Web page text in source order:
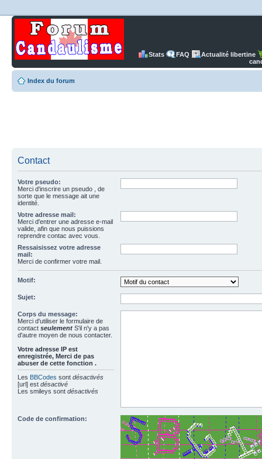
Stats FAQ
Actualité libertine
Index du forum
Contact
Votre pseudo:
Merci d'inscrire un pseudo , de
sorte que le message ait une
identité.
Votre adresse mail:
Merci d'entrer une adresse e-mail
valide, afin que nous puissions
reprendre contac avec vous.
Ressaisissez votre adresse
mail:
Merci de confirmer votre mail.
Motif:
Sujet:
Corps du message:
Merci d'utiliser le formulaire de
contact seulement S'il n'y a pas
d'autre moyen de nous contacter.
Votre adresse ΙΡ est
enregistrée, Merci de pas
abuser de cette fonction .
Les BBCodes sont désactivés
[url] est désactivé
Les smileys sont désactivés
Code de confirmation: